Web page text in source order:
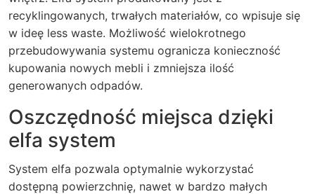
recyklingowanych, trwałych materiałów, co wpisuje się
w ideę less waste. Możliwość wielokrotnego
przebudowywania systemu ogranicza konieczność
kupowania nowych mebli i zmniejsza ilość
generowanych odpadów.
Oszczędność miejsca dzięki
elfa system
System elfa pozwala optymalnie wykorzystać
dostępną powierzchnię, nawet w bardzo małych